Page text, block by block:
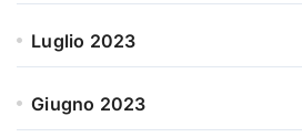
Luglio 2023
Giugno 2023